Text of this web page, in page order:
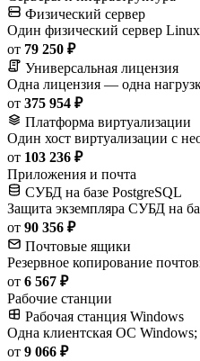
Физический сервер
Один физический сервер
от 79 250 ₽
Универсальная лицензия
Одна лицензия — одна
от 375 954 ₽
Платформа виртуализации
Один хост виртуализации с
от 103 236 ₽
Приложения и почта
СУБД на базе PostgreSQL
Защита экземпляра СУБД на
от 90 356 ₽
Почтовые ящики
Резервное копирование
от 6 567 ₽
Рабочие станции
Рабочая станция Windows
Одна клиентская ОС
от 9 066 ₽